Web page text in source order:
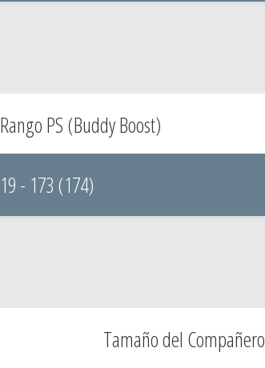
Rango PS (Buddy Boost)
19 - 173 (174)
Tamaño del Compañero